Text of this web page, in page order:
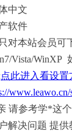
中文
软件
对本站会员可
Vista/WinXP
点此进入看设置
www.leawo.cn/
请参考学*这
解决问题 提供